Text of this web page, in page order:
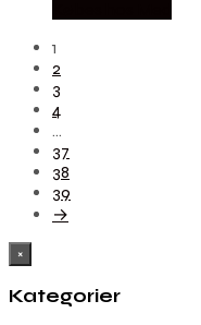
1
2
3
4
…
37
38
39
→
×
Kategorier